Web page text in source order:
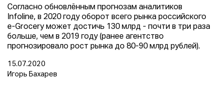
Согласно обновлённым прогнозам аналитиков
Infoline, в 2020 году оборот всего рынка российского
e-Grocery может достичь 130 млрд - почти в три раза
больше, чем в 2019 году (ранее агентство
прогнозировало рост рынка до 80-90 млрд рублей).
15.07.2020
Игорь Бахарев